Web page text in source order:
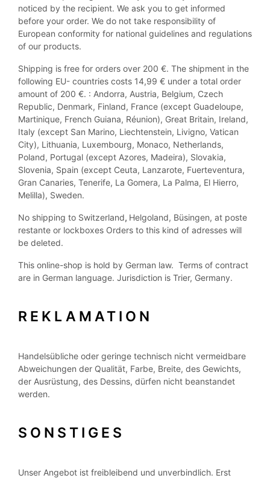
noticed by the recipient. We ask you to get informed
before your order. We do not take responsibility of
European conformity for national guidelines and regulations
of our products.
Shipping is free for orders over 200 €. The shipment in the
following EU- countries costs 14,99 € under a total order
amount of 200 €. : Andorra, Austria, Belgium, Czech
Republic, Denmark, Finland, France (except Guadeloupe,
Martinique, French Guiana, Réunion), Great Britain, Ireland,
Italy (except San Marino, Liechtenstein, Livigno, Vatican
City), Lithuania, Luxembourg, Monaco, Netherlands,
Poland, Portugal (except Azores, Madeira), Slovakia,
Slovenia, Spain (except Ceuta, Lanzarote, Fuerteventura,
Gran Canaries, Tenerife, La Gomera, La Palma, El Hierro,
Melilla), Sweden.
No shipping to Switzerland, Helgoland, Büsingen, at poste
restante or lockboxes Orders to this kind of adresses will
be deleted.
This online-shop is hold by German law. Terms of contract
are in German language. Jurisdiction is Trier, Germany.
REKLAMATION
Handelsübliche oder geringe technisch nicht vermeidbare
Abweichungen der Qualität, Farbe, Breite, des Gewichts,
der Ausrüstung, des Dessins, dürfen nicht beanstandet
werden.
SONSTIGES
Unser Angebot ist freibleibend und unverbindlich. Erst